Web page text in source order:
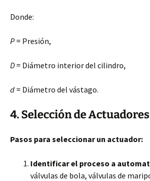
Donde:
P = Presión,
D = Diámetro interior del cilindro,
d = Diámetro del vástago.
4. Selección de Actuadores
Pasos para seleccionar un actuador:
Identificar el proceso a
válvulas de bola, válvulas de